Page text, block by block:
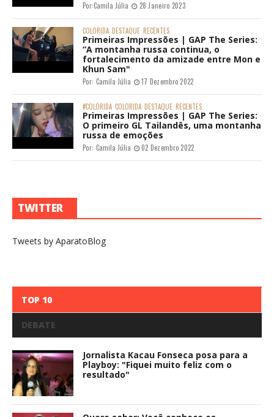
Por:Camila Júlia 28 Janeiro 2023
COLORIDA DESTAQUE RECENTES
Primeiras Impressões | GAP The Series:
“A montanha russa continua, o
fortalecimento da amizade entre Mon e
Khun Sam"
Por: Camila Júlia 17 Dezembro 2022
#COLORIDA COLORIDA DESTAQUE RECENTES
Primeiras Impressões | GAP The Series:
O primeiro GL Tailandês, uma montanha
russa de emoções
Por: Camila Júlia 02 Dezembro 2022
TWITTER
Tweets by AparatoBlog
TOP 10
DEBATE
Jornalista Kacau Fonseca posa para a
Playboy: "Fiquei muito feliz com o
resultado"